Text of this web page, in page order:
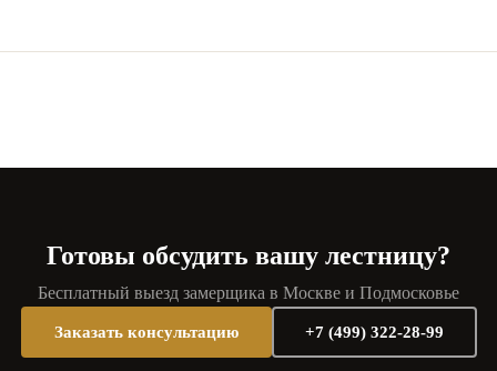
Готовы обсудить вашу лестницу?
Бесплатный выезд замерщика в Москве и Подмосковье
Заказать консультацию +7 (499) 322-28-99